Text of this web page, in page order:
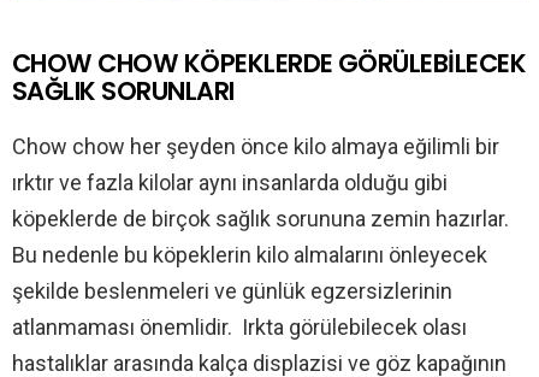
CHOW CHOW KÖPEKLERDE GÖRÜLEBİLECEK
SAĞLIK SORUNLARI
Chow chow her şeyden önce kilo almaya eğilimli bir
ırktır ve fazla kilolar aynı insanlarda olduğu gibi
köpeklerde de birçok sağlık sorununa zemin hazırlar.
Bu nedenle bu köpeklerin kilo almalarını önleyecek
şekilde beslenmeleri ve günlük egzersizlerinin
atlanmaması önemlidir. Irkta görülebilecek olası
hastalıklar arasında kalça displazisi ve göz kapağının